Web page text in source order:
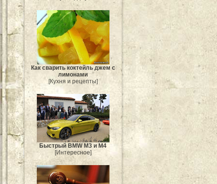
Как сварить коктейль джем с
лимонами
[Кухня и рецепты]
Быстрый BMW M3 и M4
[Интересное]